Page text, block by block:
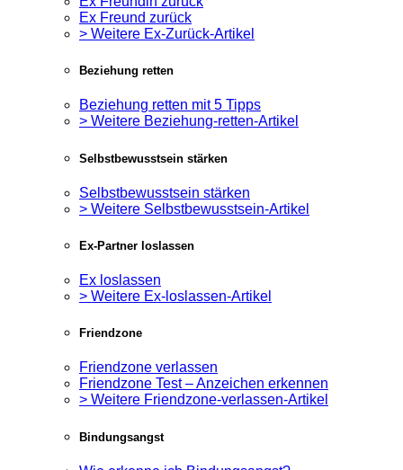
Ex Freund zurück
> Weitere Ex-Zurück-Artikel
Beziehung retten
Beziehung retten mit 5 Tipps
> Weitere Beziehung-retten-Artikel
Selbstbewusstsein stärken
Selbstbewusstsein stärken
> Weitere Selbstbewusstsein-Artikel
Ex-Partner loslassen
Ex loslassen
> Weitere Ex-loslassen-Artikel
Friendzone
Friendzone verlassen
Friendzone Test – Anzeichen erkennen
> Weitere Friendzone-verlassen-Artikel
Bindungsangst